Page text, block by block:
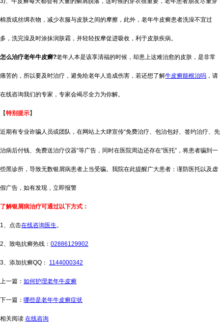
棉质或丝绸衣物，减少衣服与皮肤之间的摩擦，此外，老年牛皮癣患者洗澡不宜过
多，洗完澡及时涂抹润肤霜，并轻轻按摩促进吸收，利于皮肤疾病。
怎么治疗老年牛皮癣?老年人本是该享清福的时候，却患上这难治愈的皮肤，是非常
痛苦的，所以要及时治疗，避免给老年人造成伤害，若还想了解牛皮癣能根治吗 ，请
在线咨询我们的专家，专家会竭尽全力为你解。
【特别提示】
近期有专业诈骗人员或团队，在网站上大肆宣传“免费治疗、包治包好、签约治疗、先
治病后付钱、免费送治疗仪器“等广告，同时在医院周边还存在“医托”，将患者骗到一
些黑诊所，导致无数银屑病患者上当受骗。我院在此提醒广大患者：谨防医托以及虚
假广告，如有发现，立即报警
了解银屑病治疗可通过以下方式：
1、点击在线咨询医生。
2、致电抗癣热线： 02886129902
3、添加抗癣QQ： 1144000342
上一篇： 如何护理老年牛皮癣
下一篇： 哪些是老年牛皮癣症状
相关阅读 在线咨询